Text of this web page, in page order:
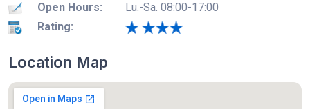
Open Hours:
Lu.-Sa. 08:00-17:00
Rating:
Location Map